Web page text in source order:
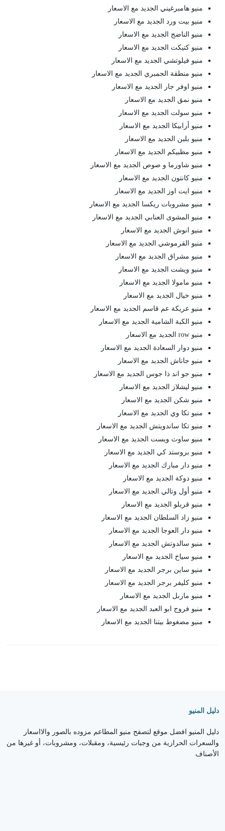
منيو هامبرغيني الجديد مع الاسعار
منيو بيت ورد الجديد مع الاسعار
منيو الناضج الجديد مع الاسعار
منيو كتيكت الجديد مع الاسعار
منيو فيلوتشي الجديد مع الاسعار
منيو منطقة الجمبري الجديد مع الاسعار
منيو اوفر جار الجديد مع الاسعار
منيو نمق الجديد مع الاسعار
منيو سولت الجديد مع الاسعار
منيو أرابيكا الجديد مع الاسعار
منيو بلبن الجديد مع الاسعار
منيو مظبيكم الجديد مع الاسعار
منيو شاورما و صوص الجديد مع الاسعار
منيو كانتون الجديد مع الاسعار
منيو ايت اوز الجديد مع الاسعار
منيو مشروبات ريكسا الجديد مع الاسعار
منيو المشوى العنابي الجديد مع الاسعار
منيو انوش الجديد مع الاسعار
منيو القرموشي الجديد مع الاسعار
منيو مشراق الجديد مع الاسعار
منيو ويشت الجديد مع الاسعار
منيو مامولا الجديد مع الاسعار
منيو خيال الجديد مع الاسعار
منيو عريكة عم قاسم الجديد مع الاسعار
منيو الكبة الشامية الجديد مع الاسعار
منيو row الجديد مع الاسعار
منيو دوار السعادة الجديد مع الاسعار
منيو جاناش الجديد مع الاسعار
منيو جو اند ذا جوس الجديد مع الاسعار
منيو ليشلاز الجديد مع الاسعار
منيو شكن الجديد مع الاسعار
منيو تكا وي الجديد مع الاسعار
منيو تكا ساندويتش الجديد مع الاسعار
منيو ساوث ويست الجديد مع الاسعار
منيو بروستد كي الجديد مع الاسعار
منيو دار مبارك الجديد مع الاسعار
منيو دوكة الجديد مع الاسعار
منيو أول وتالي الجديد مع الاسعار
منيو قريلو الجديد مع الاسعار
منيو زاد السلطان الجديد مع الاسعار
منيو دار العوجا الجديد مع الاسعار
منيو سالدوتش الجديد مع الاسعار
منيو سياخ الجديد مع الاسعار
منيو ساين برجر الجديد مع الاسعار
منيو كليفر برجر الجديد مع الاسعار
منيو ماربل الجديد مع الاسعار
منيو فروج ابو العبد الجديد مع الاسعار
منيو مضغوط بيتنا الجديد مع الاسعار
دليل المنيو
دليل المنيو افضل موقع لتصفح منيو المطاعم مزوده بالصور والااسعار
والسعرات الحرارية من وجبات رئيسية، ومقبلات، ومشروبات، أو غيرها من
الأصناف